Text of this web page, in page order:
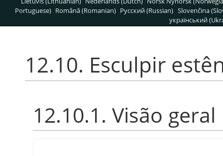
Portuguese) Română (Romanian) Pусский (Russian) Slovenčina
український
12.10. Esculpir
12.10.1. Visão geral